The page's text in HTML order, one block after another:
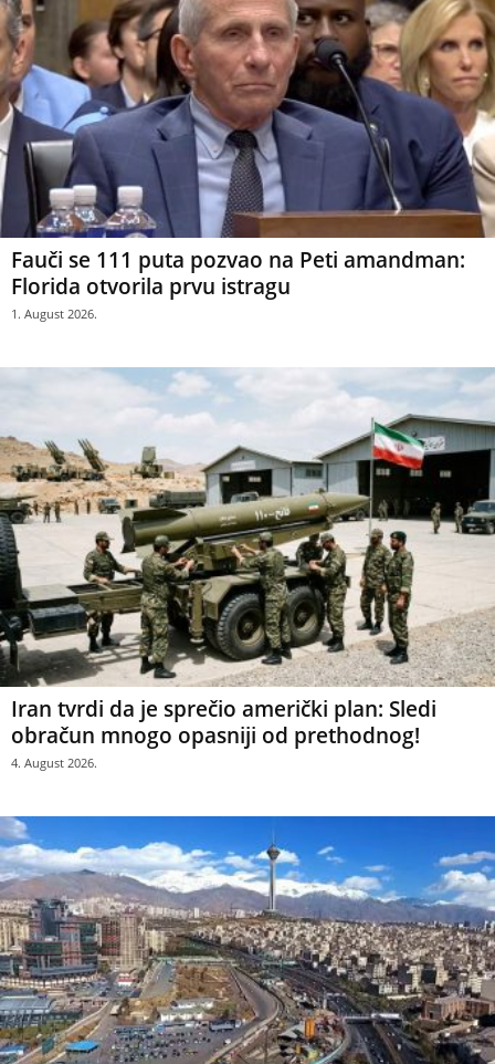
Fauči se 111 puta pozvao na Peti amandman:
Florida otvorila prvu istragu
1. August 2026.
Iran tvrdi da je sprečio američki plan: Sledi
obračun mnogo opasniji od prethodnog!
4. August 2026.